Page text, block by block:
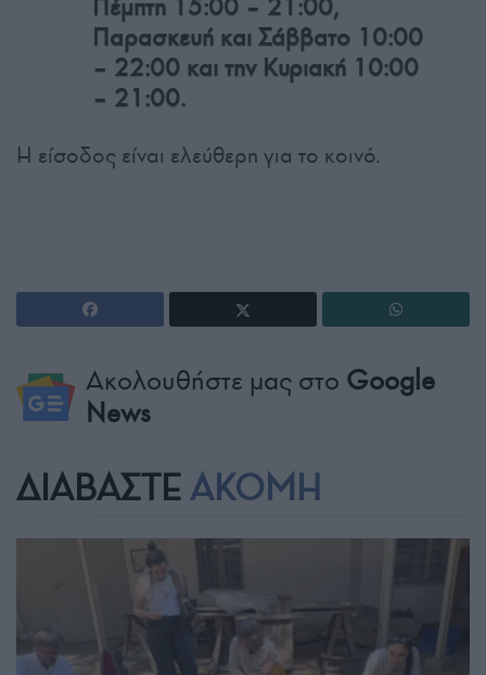
Πέμπτη 15:00 – 21:00,
Παρασκευή και Σάββατο 10:00
– 22:00 και την Κυριακή 10:00
– 21:00.
Η είσοδος είναι ελεύθερη για το κοινό.
Ακολουθήστε μας στο Google
News
ΔΙΑΒΑΣΤΕ ΑΚΟΜΗ